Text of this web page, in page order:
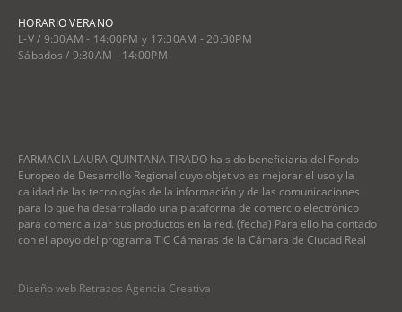
HORARIO VERANO
L-V / 9:30AM - 14:00PM y 17:30AM - 20:30PM
Sábados / 9:30AM - 14:00PM
FARMACIA LAURA QUINTANA TIRADO ha sido beneficiaria del Fondo
Europeo de Desarrollo Regional cuyo objetivo es mejorar el uso y la
calidad de las tecnologías de la información y de las comunicaciones
para lo que ha desarrollado una plataforma de comercio electrónico
para comercializar sus productos en la red. (fecha) Para ello ha contado
con el apoyo del programa TIC Cámaras de la Cámara de Ciudad Real
Diseño web Retrazos Agencia Creativa